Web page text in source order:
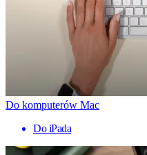
Do komputerów Mac
Do iPada